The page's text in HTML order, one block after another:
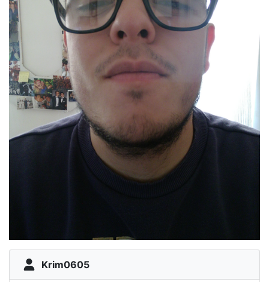
Krim0605